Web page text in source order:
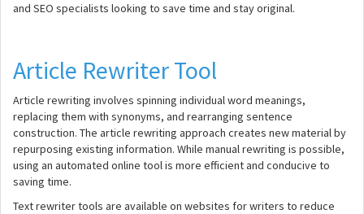
and SEO specialists looking to save time and stay original.
Article Rewriter Tool
Article rewriting involves spinning individual word meanings,
replacing them with synonyms, and rearranging sentence
construction. The article rewriting approach creates new material by
repurposing existing information. While manual rewriting is possible,
using an automated online tool is more efficient and conducive to
saving time.
Text rewriter tools are available on websites for writers to reduce